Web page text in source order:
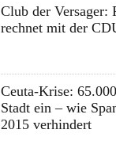
Club der Versager:
rechnet mit der
Ceuta-Krise:
Stadt ein – wie
2015 verhindert